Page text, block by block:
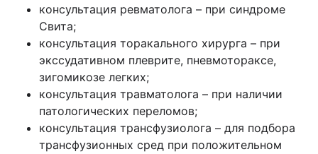
консультация ревматолога – при синдроме
Свита;
консультация торакального хирурга – при
экссудативном плеврите, пневмотораксе,
зигомикозе легких;
консультация травматолога – при наличии
патологических переломов;
консультация трансфузиолога – для подбора
трансфузионных сред при положительном